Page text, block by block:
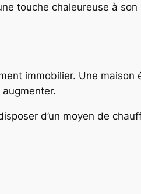
touche chaleureuse à
immobilier. Une maison
d’un moyen de